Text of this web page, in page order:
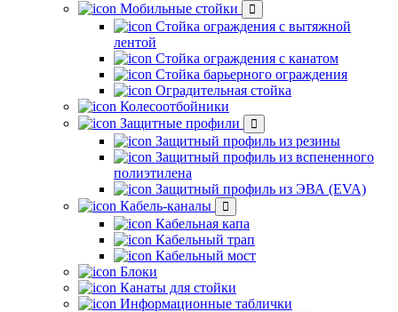
Мобильные стойки
Стойка ограждения с вытяжной
лентой
Стойка ограждения с канатом
Стойка барьерного ограждения
Оградительная стойка
Колесоотбойники
Защитные профили
Защитный профиль из резины
Защитный профиль из вспененного
полиэтилена
Защитный профиль из ЭВА (EVA)
Кабель-каналы
Кабельная капа
Кабельный трап
Кабельный мост
Блоки
Канаты для стойки
Информационные таблички